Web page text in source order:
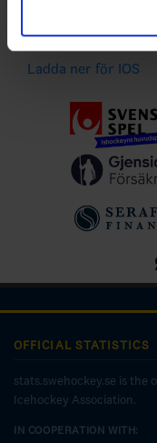
Ladda ner för
Ladda ner för IOS
OFFICIAL STATISTICS
stats.swehockey.se is the
Icehockey Association.
IN COOPERATION WITH: